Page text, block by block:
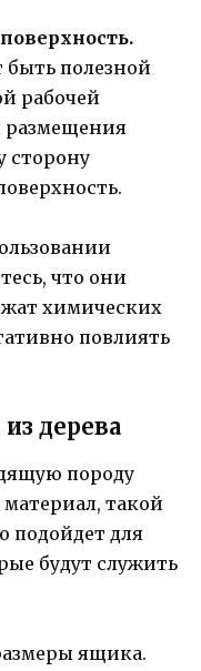
полезной
рабочей
размещения
сторону
что они
химических
повлиять
дерева
породу
такой
подойдет для
будут служить
ящика.